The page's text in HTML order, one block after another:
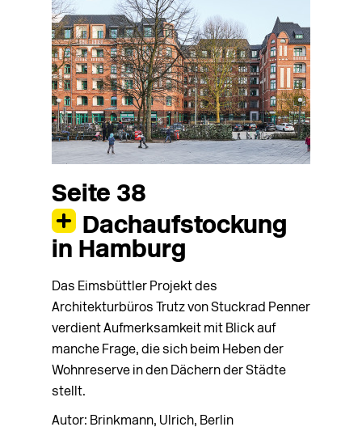
Seite 38
Dachaufstockung
in Hamburg
Das Eimsbüttler Projekt des
Architekturbüros Trutz von Stuckrad Penner
verdient Aufmerksamkeit mit Blick auf
manche Frage, die sich beim Heben der
Wohnreserve in den Dächern der Städte
stellt.
Autor: Brinkmann, Ulrich, Berlin